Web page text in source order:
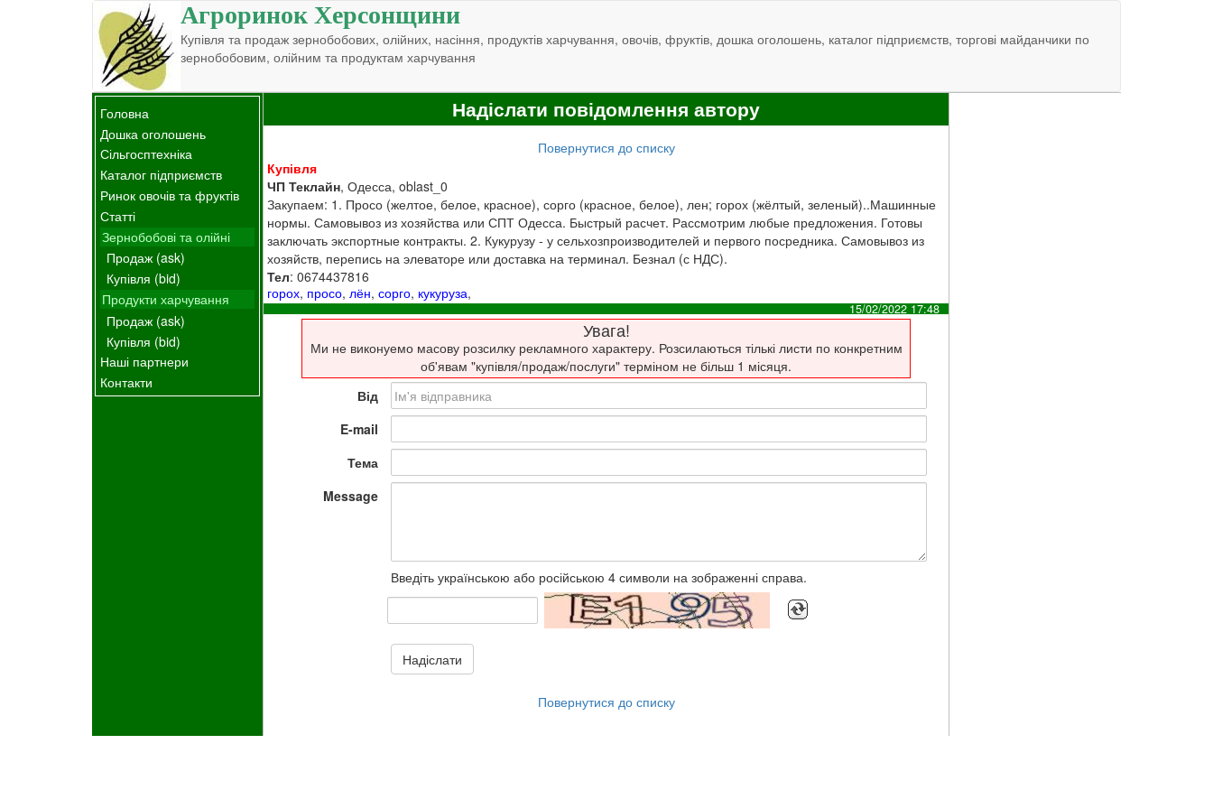
Агроринок Херсонщини
Купівля та продаж зернобобових, олійних, насіння, продуктів харчування, овочів, фруктів, дошка оголошень, каталог підприємств, торгові майданчики по
зернобобовим, олійним та продуктам харчування
Головна
Дошка оголошень
Сільгосптехніка
Каталог підприємств
Ринок овочів та фруктів
Статті
Зернобобові та олійні
Продаж (ask)
Купівля (bid)
Продукти харчування
Продаж (ask)
Купівля (bid)
Наші партнери
Контакти
Надіслати повідомлення автору
Повернутися до списку
Купівля
ЧП Теклайн, Одесса, oblast_0
Закупаем: 1. Просо (желтое, белое, красное), сорго (красное, белое), лен; горох (жёлтый, зеленый)..Машинные
нормы. Самовывоз из хозяйства или СПТ Одесса. Быстрый расчет. Рассмотрим любые предложения. Готовы
заключать экспортные контракты. 2. Кукурузу - у сельхозпроизводителей и первого посредника. Самовывоз из
хозяйств, перепись на элеваторе или доставка на терминал. Безнал (с НДС).
Тел: 0674437816
горох, просо, лён,сорго, кукуруза,
15/02/2022 17:48
Увага!
Ми не виконуемо масову розсилку рекламного характеру. Розсилаються тількі листи по конкретним
об'явам "купівля/продаж/послуги" терміном не більш 1 місяця.
Від
E-mail
Тема
Message
Введіть українською або російською 4 символи на зображенні справа.
Надіслати
Повернутися до списку